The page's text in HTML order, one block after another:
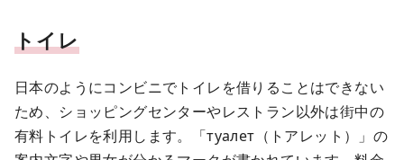
トイレ
日本のようにコンビニでトイレを借りることはできない
ため、ショッピングセンターやレストラン以外は街中の
有料トイレを利用します。「туалет（トアレット）」の